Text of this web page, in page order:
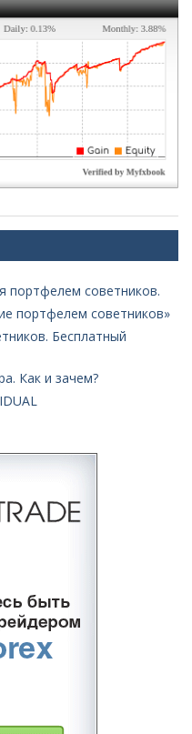
портфелем советников.
портфелем советников»
Бесплатный
Как и зачем?